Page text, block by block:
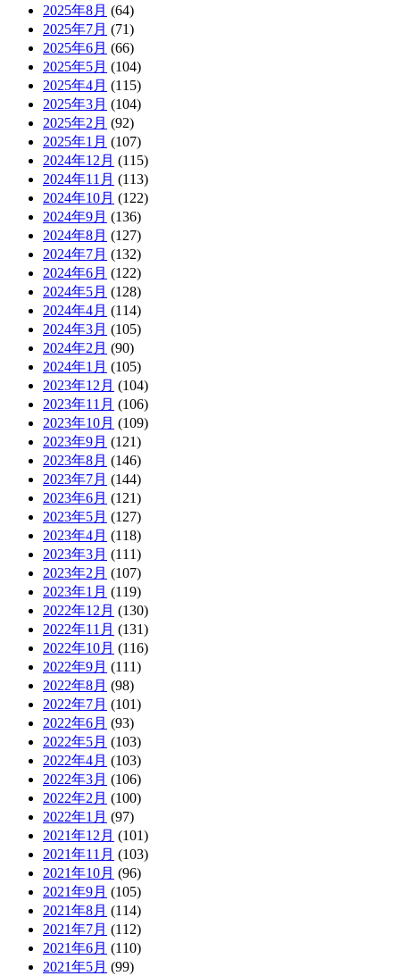
2025年8月 (64)
2025年7月 (71)
2025年6月 (66)
2025年5月 (104)
2025年4月 (115)
2025年3月 (104)
2025年2月 (92)
2025年1月 (107)
2024年12月 (115)
2024年11月 (113)
2024年10月 (122)
2024年9月 (136)
2024年8月 (127)
2024年7月 (132)
2024年6月 (122)
2024年5月 (128)
2024年4月 (114)
2024年3月 (105)
2024年2月 (90)
2024年1月 (105)
2023年12月 (104)
2023年11月 (106)
2023年10月 (109)
2023年9月 (121)
2023年8月 (146)
2023年7月 (144)
2023年6月 (121)
2023年5月 (127)
2023年4月 (118)
2023年3月 (111)
2023年2月 (107)
2023年1月 (119)
2022年12月 (130)
2022年11月 (131)
2022年10月 (116)
2022年9月 (111)
2022年8月 (98)
2022年7月 (101)
2022年6月 (93)
2022年5月 (103)
2022年4月 (103)
2022年3月 (106)
2022年2月 (100)
2022年1月 (97)
2021年12月 (101)
2021年11月 (103)
2021年10月 (96)
2021年9月 (105)
2021年8月 (114)
2021年7月 (112)
2021年6月 (110)
2021年5月 (99)